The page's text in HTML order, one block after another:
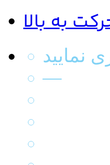
به بالا
نمایید
—